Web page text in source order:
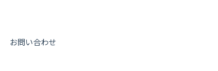
パフォーマンス
活動通知
その他オプション
報告書について
動画集：共通
お問い合わせ